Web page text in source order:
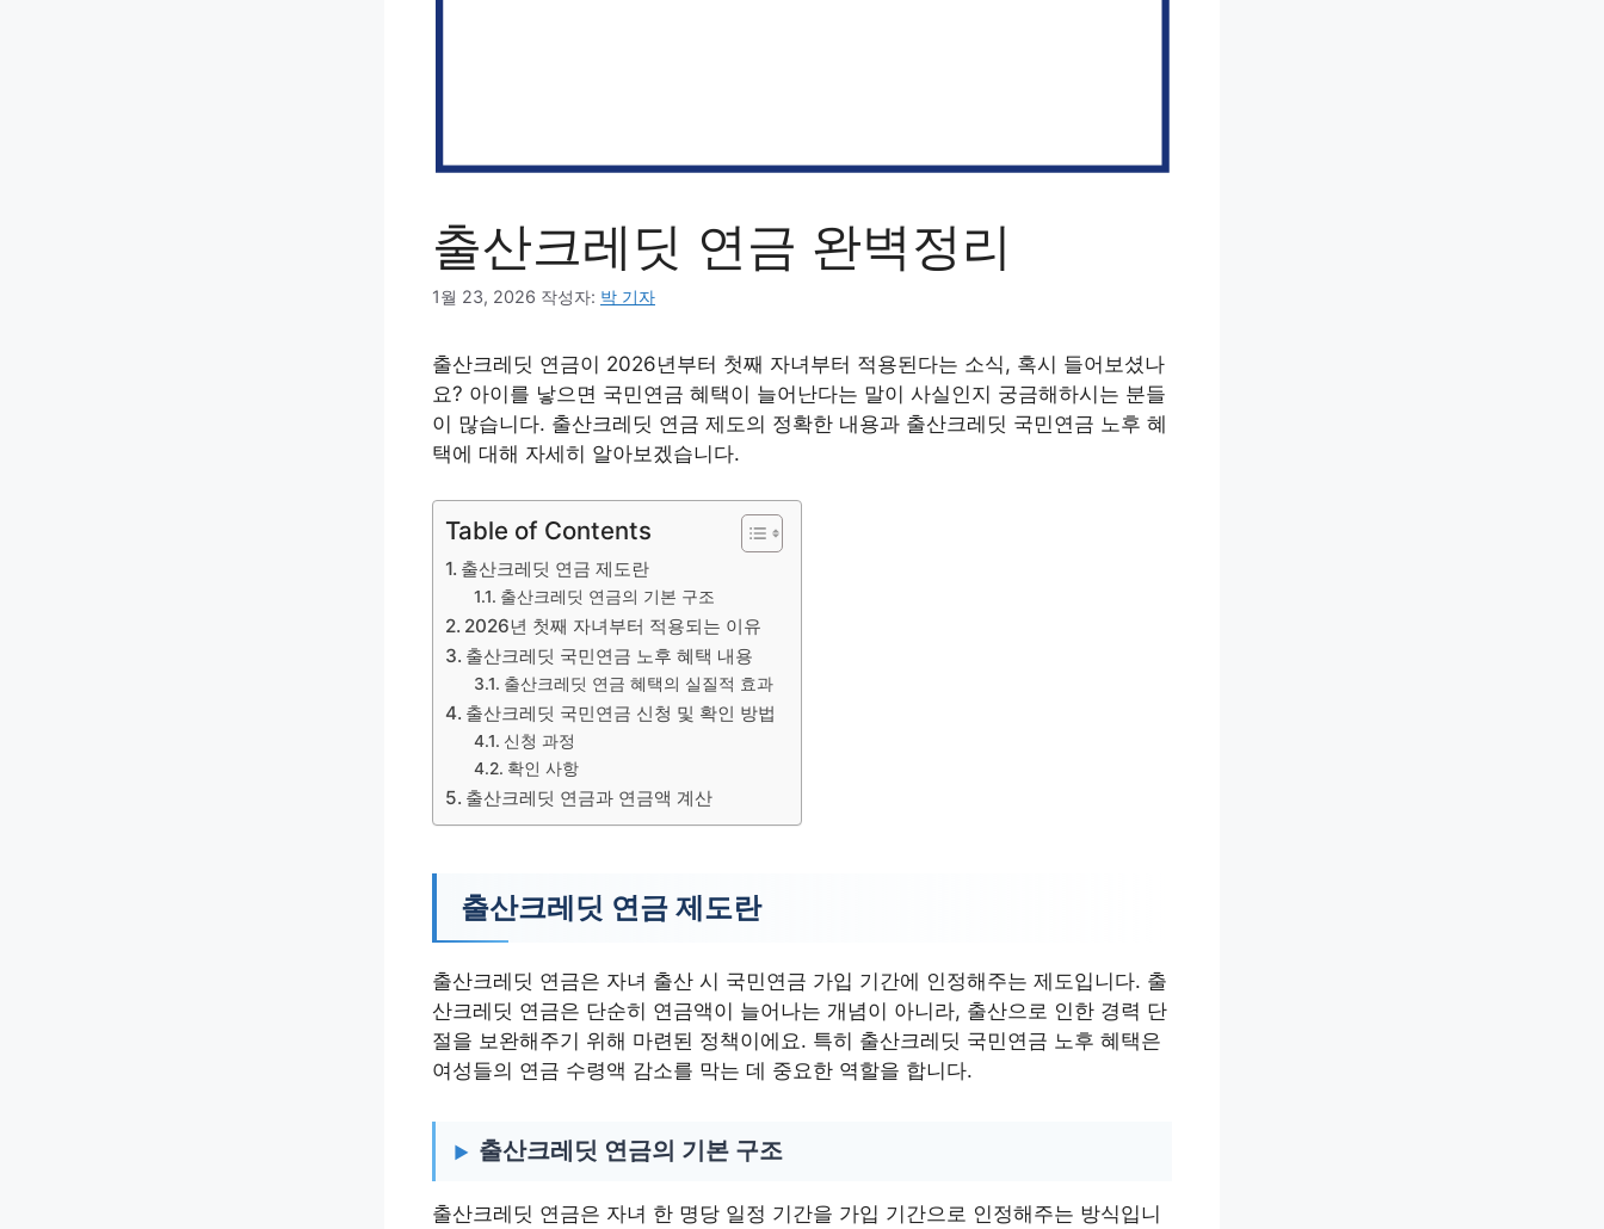
출산크레딧 연금 완벽정리
1월 23, 2026 작성자: 박 기자
출산크레딧 연금이 2026년부터 첫째 자녀부터 적용된다는 소식, 혹시 들어보셨나
요? 아이를 낳으면 국민연금 혜택이 늘어난다는 말이 사실인지 궁금해하시는 분들
이 많습니다. 출산크레딧 연금 제도의 정확한 내용과 출산크레딧 국민연금 노후 혜
택에 대해 자세히 알아보겠습니다.
Table of Contents
출산크레딧 연금 제도란
출산크레딧 연금의 기본 구조
2026년 첫째 자녀부터 적용되는 이유
출산크레딧 국민연금 노후 혜택 내용
출산크레딧 연금 혜택의 실질적 효과
출산크레딧 국민연금 신청 및 확인 방법
신청 과정
확인 사항
출산크레딧 연금과 연금액 계산
출산크레딧 연금 제도란
출산크레딧 연금은 자녀 출산 시 국민연금 가입 기간에 인정해주는 제도입니다. 출
산크레딧 연금은 단순히 연금액이 늘어나는 개념이 아니라, 출산으로 인한 경력 단
절을 보완해주기 위해 마련된 정책이에요. 특히 출산크레딧 국민연금 노후 혜택은
여성들의 연금 수령액 감소를 막는 데 중요한 역할을 합니다.
출산크레딧 연금의 기본 구조
출산크레딧 연금은 자녀 한 명당 일정 기간을 가입 기간으로 인정해주는 방식입니